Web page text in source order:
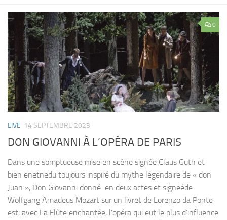
0
LIVE 14 SEPTEMBRE 2023
DON GIOVANNI À L’OPÉRA DE PARIS
Dans une somptueuse mise en scène signée Claus Guth et
bien enetnedu toujours inspiré du mythe légendaire de « don
Juan », Don Giovanni donné en deux actes et signeéde
Wolfgang Amadeus Mozart sur un livret de Lorenzo da Ponte
est, avec La Flûte enchantée, l’opéra qui eut le plus d’influence